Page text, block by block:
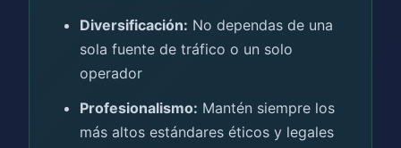
Diversificación: No dependas de una
sola fuente de tráfico o un solo
operador
Profesionalismo: Mantén siempre los
más altos estándares éticos y legales